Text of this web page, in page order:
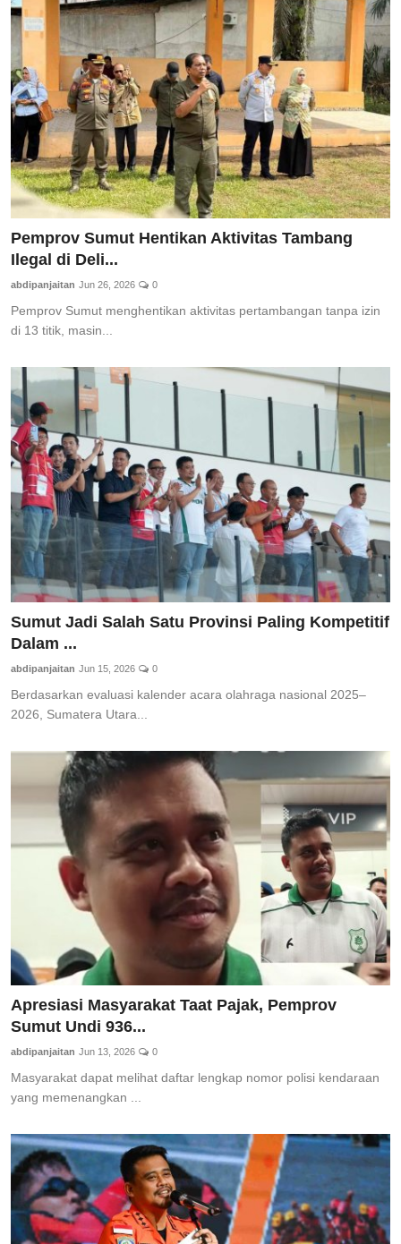
Pemprov Sumut Hentikan Aktivitas Tambang
Ilegal di Deli...
abdipanjaitan Jun 26, 2026 0
Pemprov Sumut menghentikan aktivitas pertambangan tanpa izin
di 13 titik, masin...
Sumut Jadi Salah Satu Provinsi Paling Kompetitif
Dalam ...
abdipanjaitan Jun 15, 2026 0
​Berdasarkan evaluasi kalender acara olahraga nasional 2025–
2026, Sumatera Utara...
Apresiasi Masyarakat Taat Pajak, Pemprov
Sumut Undi 936...
abdipanjaitan Jun 13, 2026 0
Masyarakat dapat melihat daftar lengkap nomor polisi kendaraan
yang memenangkan ...